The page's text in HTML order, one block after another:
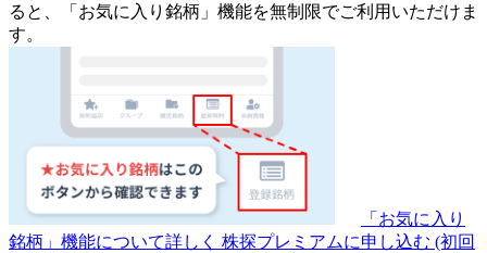
ると、「お気に入り銘柄」機能を無制限でご利用いただけま
す。
「お気に入り
銘柄」機能について詳しく 株探プレミアムに申し込む (初回